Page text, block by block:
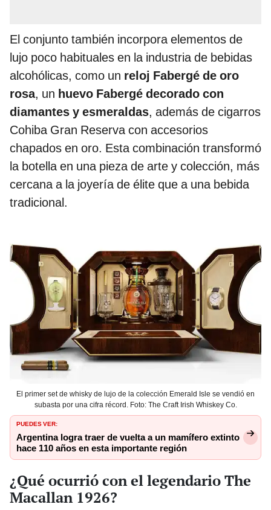
El conjunto también incorpora elementos de
lujo poco habituales en la industria de bebidas
alcohólicas, como un reloj Fabergé de oro
rosa, un huevo Fabergé decorado con
diamantes y esmeraldas, además de cigarros
Cohiba Gran Reserva con accesorios
chapados en oro. Esta combinación transformó
la botella en una pieza de arte y colección, más
cercana a la joyería de élite que a una bebida
tradicional.
El primer set de whisky de lujo de la colección Emerald Isle se vendió en
subasta por una cifra récord. Foto: The Craft Irish Whiskey Co.
PUEDES VER:
Argentina logra traer de vuelta a un mamífero extinto
hace 110 años en esta importante región
¿Qué ocurrió con el legendario The
Macallan 1926?